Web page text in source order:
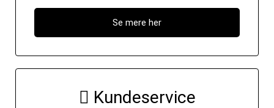
Se mere her
Kundeservice